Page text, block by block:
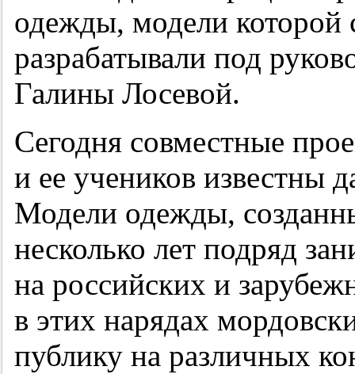
одежды, модели которой
разрабатывали под
Галины Лосевой.
Сегодня совместные
и ее учеников известны
Модели одежды,
несколько лет подряд
на российских и
в этих нарядах
публику на различных